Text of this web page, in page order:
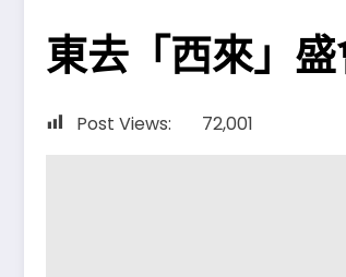
東去「西來」
Post Views: 72,001